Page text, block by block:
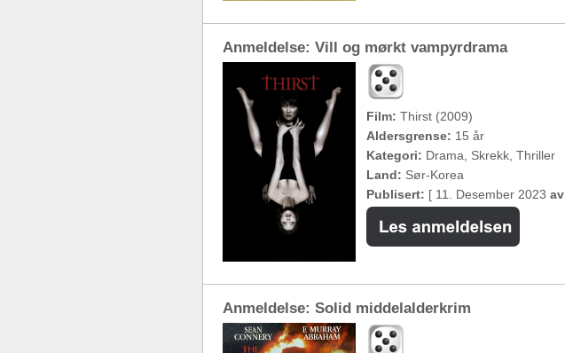
Anmeldelse: Vill og mørkt vampyrdrama
Film: Thirst (2009)
Aldersgrense: 15 år
Kategori: Drama, Skrekk, Thriller
Land: Sør-Korea
Publisert: [ 11. Desember 2023 av
Anmeldelse: Solid middelalderkrim